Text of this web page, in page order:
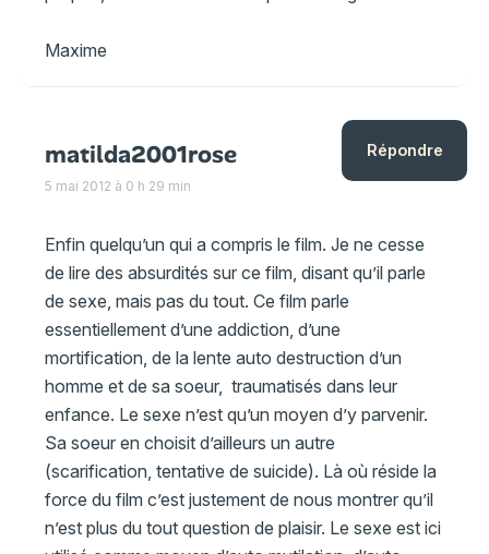
Maxime
matilda2001rose
5 mai 2012 à 0 h 29 min
Enfin quelqu’un qui a compris le film. Je ne cesse
de lire des absurdités sur ce film, disant qu’il parle
de sexe, mais pas du tout. Ce film parle
essentiellement d’une addiction, d’une
mortification, de la lente auto destruction d’un
homme et de sa soeur, traumatisés dans leur
enfance. Le sexe n’est qu’un moyen d’y parvenir.
Sa soeur en choisit d’ailleurs un autre
(scarification, tentative de suicide). Là où réside la
force du film c’est justement de nous montrer qu’il
n’est plus du tout question de plaisir. Le sexe est ici
Répondre